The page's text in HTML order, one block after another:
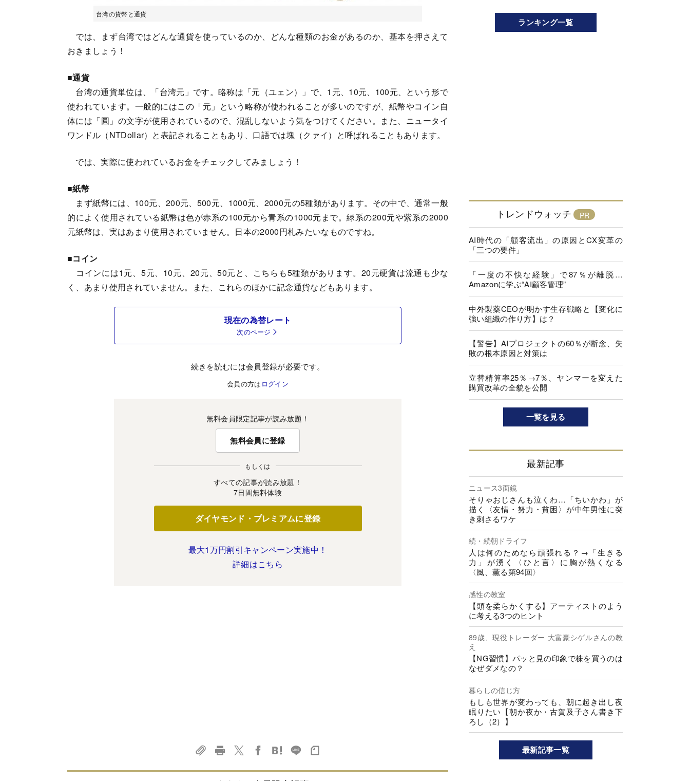
台湾の貨幣と通貨
では、まず台湾ではどんな通貨を使っているのか、どんな種類のお金があるのか、基本を押さえて
おきましょう！
■通貨
台湾の通貨単位は、「台湾元」です。略称は「元（ユェン）」で、1元、10元、100元、という形で
使われています。一般的にはこの「元」という略称が使われることが多いのですが、紙幣やコイン自
体には「圓」の文字が使用されているので、混乱しないよう気をつけてください。また、ニュータイ
ワンドル（NTDollar）と表記されることもあり、口語では塊（クァイ）と呼ばれることもあります。
では、実際に使われているお金をチェックしてみましょう！
■紙幣
まず紙幣には、100元、200元、500元、1000元、2000元の5種類があります。その中で、通常一般
的によく使用されている紙幣は色が赤系の100元から青系の1000元まで。緑系の200元や紫系の2000
元紙幣は、実はあまり使用されていません。日本の2000円札みたいなものですね。
■コイン
コインには1元、5元、10元、20元、50元と、こちらも5種類があります。20元硬貨は流通も少な
く、あまり使用されていません。また、これらのほかに記念通貨などもあります。
現在の為替レート
次のページ
続きを読むには会員登録が必要です。
会員の方は ログイン
無料会員限定記事が読み放題！
無料会員に登録
もしくは
すべての記事が読み放題！
7日間無料体験
ダイヤモンド・プレミアムに登録
最大1万円割引キャンペーン実施中！
詳細はこちら
ランキング一覧
トレンドウォッチ
AI時代の「顧客流出」の原因とCX変革の
「三つの要件」
「一度の不快な経験」で87％が離脱…
Amazonに学ぶ“AI顧客管理”
中外製薬CEOが明かす生存戦略と【変化に
強い組織の作り方】は？
【警告】AIプロジェクトの60％が断念、失
敗の根本原因と対策は
立替精算率25％→7％、ヤンマーを変えた
購買改革の全貌を公開
一覧を見る
最新記事
ニュース3面鏡
そりゃおじさんも泣くわ…「ちいかわ」が
描く〈友情・努力・貧困〉が中年男性に突
き刺さるワケ
続・続朝ドライフ
人は何のためなら頑張れる？→「生きる
力」が湧く〈ひと言〉に胸が熱くなる
〈風、薫る第94回〉
感性の教室
【頭を柔らかくする】アーティストのよう
に考える3つのヒント
89歳、現役トレーダー 大富豪シゲルさんの教
え
【NG習慣】パッと見の印象で株を買うのは
なぜダメなの？
暮らしの信じ方
もしも世界が変わっても、朝に起き出し夜
眠りたい【朝か夜か・古賀及子さん書き下
ろし（2）】
最新記事一覧